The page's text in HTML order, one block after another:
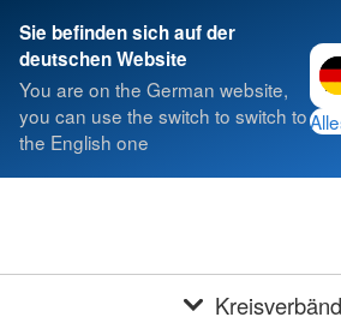
Sie befinden sich auf der
deutschen Website
You are on the German website,
you can use the switch to switch to
the English one